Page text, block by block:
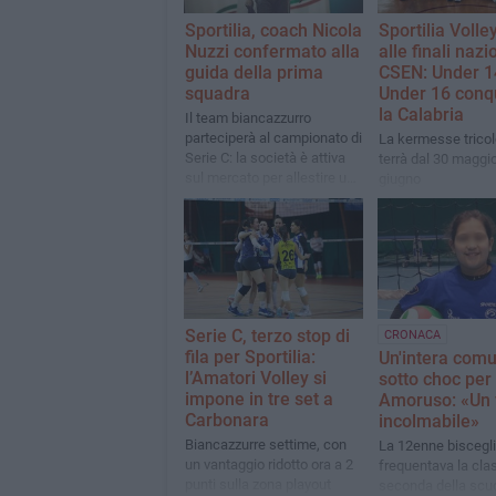
Sportilia, coach Nicola
Nuzzi confermato alla
guida della prima
squadra
Il team biancazzurro
parteciperà al campionato di
Serie C: la società è attiva
rosa competitiva
Sportilia
alle finali
CSEN: Under
Under 16
la Calabria
La kermesse
terrà dal 30
Serie C, terzo stop di
fila per Sportilia:
l’Amatori Volley si
impone in tre set a
Carbonara
Biancazzurre settime, con
un vantaggio ridotto ora a 2
CRONACA
Un'intera
sotto choc
Amoruso: «Un
incolmabile»
La 12enne
frequentava la